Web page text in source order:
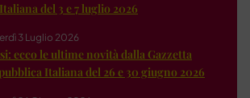
del 3 e 7 luglio 2026
3 Luglio 2026
ecco le ultime novità dalla Gazzetta
Italiana del 26 e 30 giugno 2026